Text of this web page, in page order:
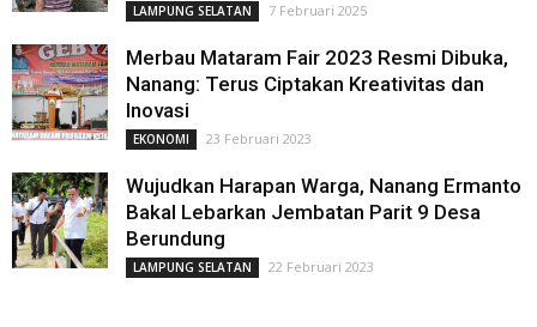
LAMPUNG SELATAN 7 Februari 2025
Merbau Mataram Fair 2023 Resmi Dibuka,
Nanang: Terus Ciptakan Kreativitas dan
Inovasi
EKONOMI 23 Februari 2023
Wujudkan Harapan Warga, Nanang Ermanto
Bakal Lebarkan Jembatan Parit 9 Desa
Berundung
LAMPUNG SELATAN 22 Februari 2023